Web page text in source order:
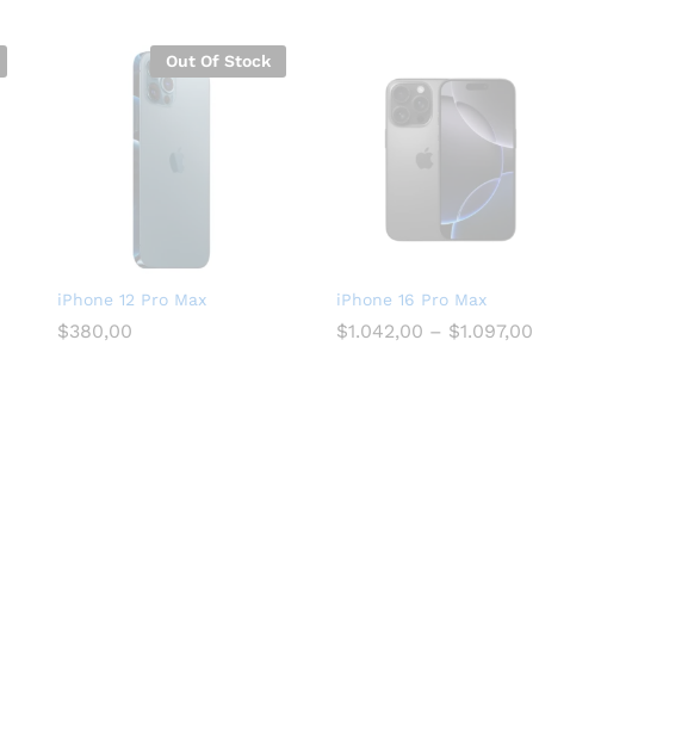
Out Of Stock
iPhone 12 Pro Max
$380,00
iPhone 16 Pro Max
$1.042,00 – $1.097,00